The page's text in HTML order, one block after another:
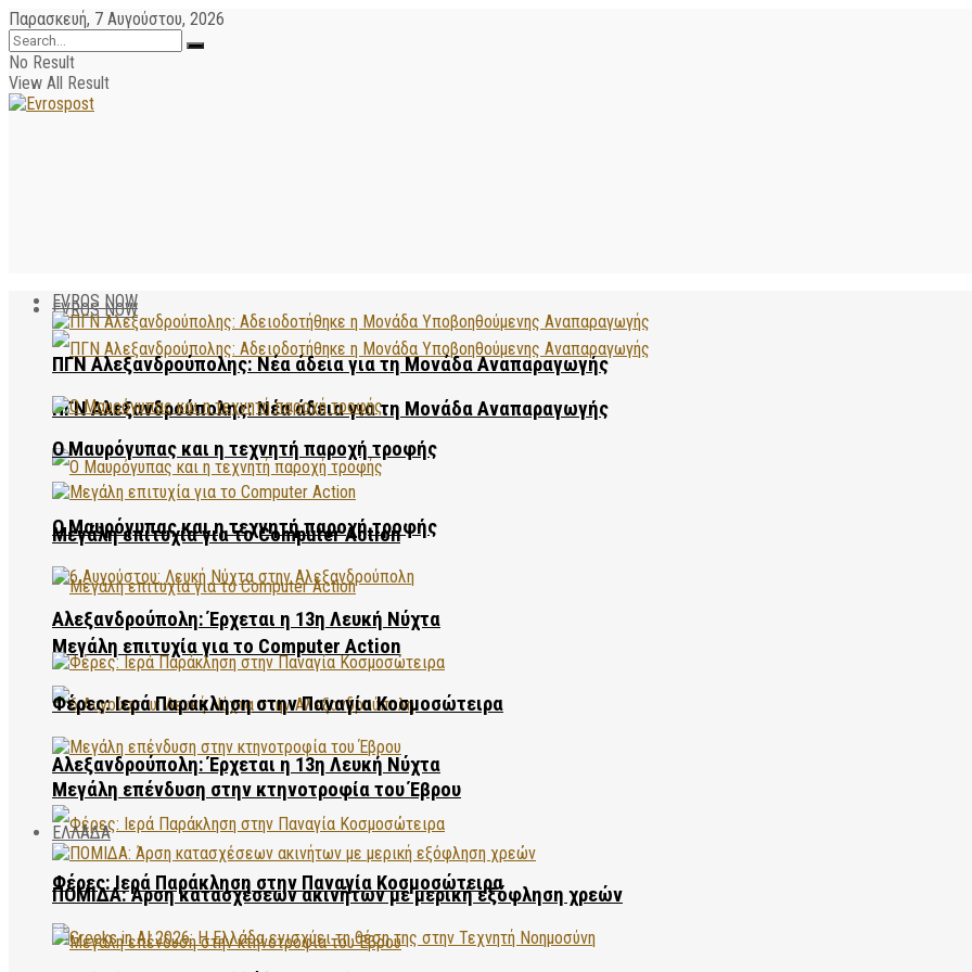
Παρασκευή, 7 Αυγούστου, 2026
No Result
View All Result
EVROS NOW
ΠΓΝ Αλεξανδρούπολης: Νέα άδεια για τη Μονάδα Αναπαραγωγής
Ο Μαυρόγυπας και η τεχνητή παροχή τροφής
Μεγάλη επιτυχία για το Computer Action
Αλεξανδρούπολη: Έρχεται η 13η Λευκή Νύχτα
Φέρες: Ιερά Παράκληση στην Παναγία Κοσμοσώτειρα
EVROS NOW
ΠΓΝ Αλεξανδρούπολης: Νέα άδεια για τη Μονάδα Αναπαραγωγής
Ο Μαυρόγυπας και η τεχνητή παροχή τροφής
Μεγάλη επιτυχία για το Computer Action
Αλεξανδρούπολη: Έρχεται η 13η Λευκή Νύχτα
Φέρες: Ιερά Παράκληση στην Παναγία Κοσμοσώτειρα
Μεγάλη επένδυση στην κτηνοτροφία του Έβρου
ΕΛΛΑΔΑ
ΠΟΜΙΔΑ: Άρση κατασχέσεων ακινήτων με μερική εξόφληση χρεών